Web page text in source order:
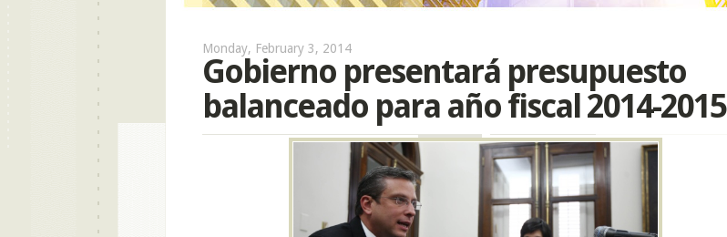
Monday, February 3, 2014
Gobierno presentará presupuesto
balanceado para año fiscal 2014-2015